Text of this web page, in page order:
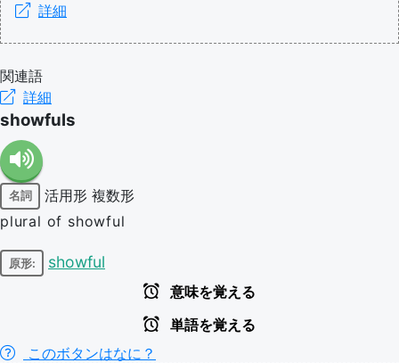
詳細
関連語
詳細
showfuls
名詞 活用形 複数形
plural of showful
原形: showful
意味を覚える
単語を覚える
このボタンはなに？